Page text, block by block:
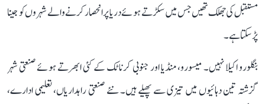
مستقبل کی جھلک تھیں جس میں سکڑتے ہوئے دریا پر انحصار کرنے والے شہروں کو جینا
پڑ سکتا ہے۔
بنگلورو اکیلا نہیں۔ میسورو، منڈیا اور جنوبی کرناٹک کے کئی ابھرتے ہوئے صنعتی شہر
گزشتہ تین دہائیوں میں تیزی سے پھیلے ہیں۔ نئے صنعتی راہداریاں، تعلیمی ادارے،